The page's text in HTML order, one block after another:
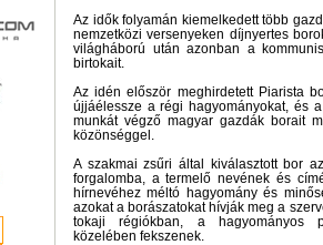
Az idők folyamán kiemelkedett több
nemzetközi versenyeken díjnyertes
világháború után azonban a
birtokait.
Az idén először meghirdetett Piarista
újjáélessze a régi hagyományokat, és
munkát végző magyar gazdák borait
közönséggel.
A szakmai zsűri által kiválasztott bor
forgalomba, a termelő nevének és
hírnevéhez méltó hagyomány és
azokat a borászatokat hívják meg a
tokaji régiókban, a hagyományos
közelében fekszenek.